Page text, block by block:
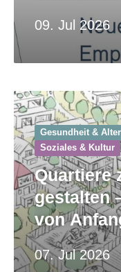
09. Jul 2026
07. Jul 2026
Gesundheit & Alter
Soziales & Kultur
Quartiere
gestalten
von